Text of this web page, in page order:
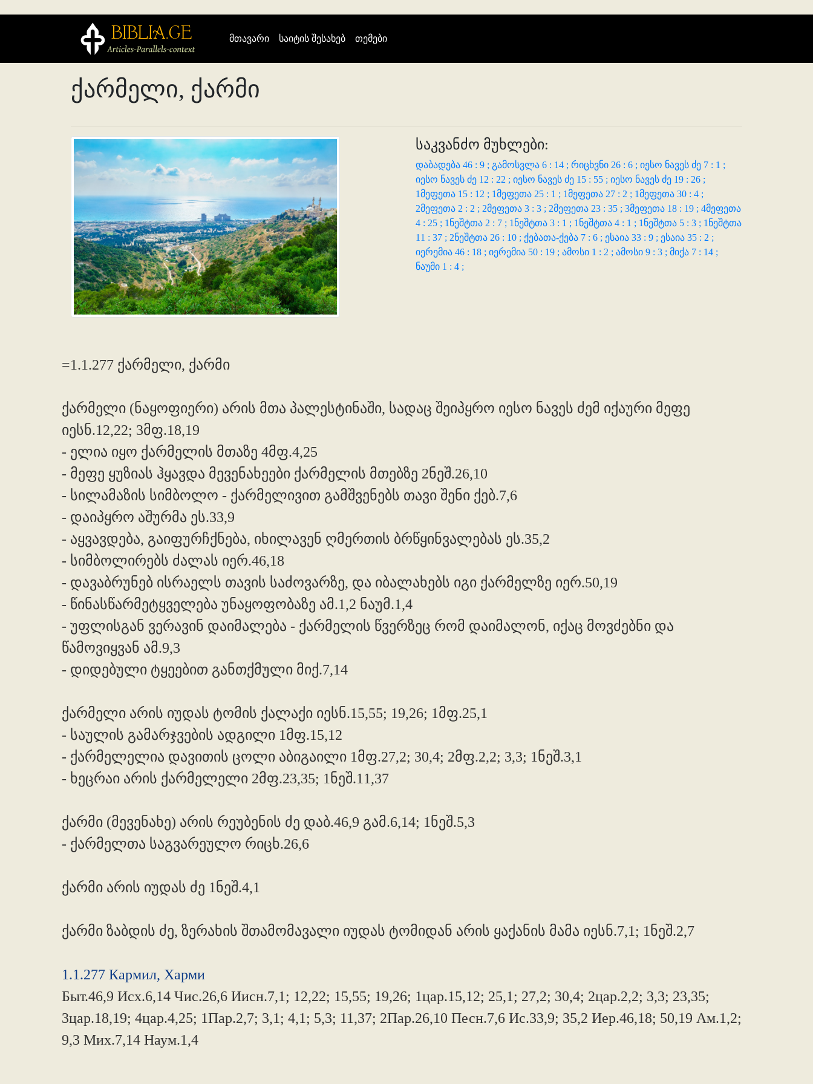
მთავარი (current)
საიტის შესახებ თემები
ქარმელი, ქარმი
საკვანძო მუხლები:
დაბადება 46 : 9 ; გამოსვლა 6 : 14 ; რიცხვნი 26 : 6 ; იესო ნავეს ძე 7 : 1 ;
იესო ნავეს ძე 12 : 22 ; იესო ნავეს ძე 15 : 55 ; იესო ნავეს ძე 19 : 26 ;
1მეფეთა 15 : 12 ; 1მეფეთა 25 : 1 ; 1მეფეთა 27 : 2 ; 1მეფეთა 30 : 4 ;
2მეფეთა 2 : 2 ; 2მეფეთა 3 : 3 ; 2მეფეთა 23 : 35 ; 3მეფეთა 18 : 19 ; 4მეფეთა
4 : 25 ; 1ნეშტთა 2 : 7 ; 1ნეშტთა 3 : 1 ; 1ნეშტთა 4 : 1 ; 1ნეშტთა 5 : 3 ; 1ნეშტთა
11 : 37 ; 2ნეშტთა 26 : 10 ; ქებათა-ქება 7 : 6 ; ესაია 33 : 9 ; ესაია 35 : 2 ;
იერემია 46 : 18 ; იერემია 50 : 19 ; ამოსი 1 : 2 ; ამოსი 9 : 3 ; მიქა 7 : 14 ;
ნაუმი 1 : 4 ;
=1.1.277 ქარმელი, ქარმი
ქარმელი (ნაყოფიერი) არის მთა პალესტინაში, სადაც შეიპყრო იესო ნავეს ძემ იქაური მეფე
იესნ.12,22; 3მფ.18,19
- ელია იყო ქარმელის მთაზე 4მფ.4,25
- მეფე ყუზიას ჰყავდა მევენახეები ქარმელის მთებზე 2ნეშ.26,10
- სილამაზის სიმბოლო - ქარმელივით გამშვენებს თავი შენი ქებ.7,6
- დაიპყრო აშურმა ეს.33,9
- აყვავდება, გაიფურჩქნება, იხილავენ ღმერთის ბრწყინვალებას ეს.35,2
- სიმბოლირებს ძალას იერ.46,18
- დავაბრუნებ ისრაელს თავის საძოვარზე, და იბალახებს იგი ქარმელზე იერ.50,19
- წინასწარმეტყველება უნაყოფობაზე ამ.1,2 ნაუმ.1,4
- უფლისგან ვერავინ დაიმალება - ქარმელის წვერზეც რომ დაიმალონ, იქაც მოვძებნი და
წამოვიყვან ამ.9,3
- დიდებული ტყეებით განთქმული მიქ.7,14
ქარმელი არის იუდას ტომის ქალაქი იესნ.15,55; 19,26; 1მფ.25,1
- საულის გამარჯვების ადგილი 1მფ.15,12
- ქარმელელია დავითის ცოლი აბიგაილი 1მფ.27,2; 30,4; 2მფ.2,2; 3,3; 1ნეშ.3,1
- ხეცრაი არის ქარმელელი 2მფ.23,35; 1ნეშ.11,37
ქარმი (მევენახე) არის რეუბენის ძე დაბ.46,9 გამ.6,14; 1ნეშ.5,3
- ქარმელთა საგვარეულო რიცხ.26,6
ქარმი არის იუდას ძე 1ნეშ.4,1
ქარმი ზაბდის ძე, ზერახის შთამომავალი იუდას ტომიდან არის ყაქანის მამა იესნ.7,1; 1ნეშ.2,7
1.1.277 Кармил, Харми
Быт.46,9 Исх.6,14 Чис.26,6 Иисн.7,1; 12,22; 15,55; 19,26; 1цар.15,12; 25,1; 27,2; 30,4; 2цар.2,2; 3,3; 23,35;
3цар.18,19; 4цар.4,25; 1Пар.2,7; 3,1; 4,1; 5,3; 11,37; 2Пар.26,10 Песн.7,6 Ис.33,9; 35,2 Иер.46,18; 50,19 Ам.1,2;
9,3 Мих.7,14 Наум.1,4